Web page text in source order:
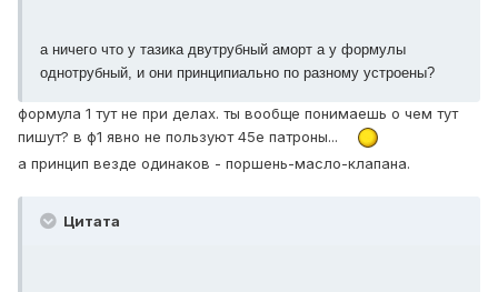
а ничего что у тазика двутрубный аморт а у формулы
однотрубный, и они принципиально по разному устроены?
формула 1 тут не при делах. ты вообще понимаешь о чем тут
пишут? в ф1 явно не пользуют 45е патроны...
а принцип везде одинаков - поршень-масло-клапана.
Цитата